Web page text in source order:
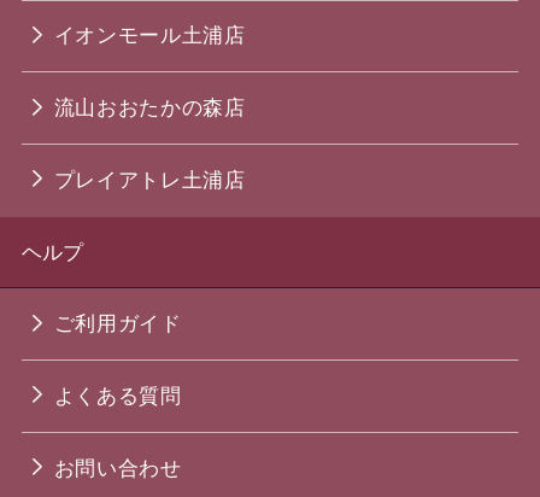
イオンモール土浦店
流山おおたかの森店
プレイアトレ土浦店
ヘルプ
ご利用ガイド
よくある質問
お問い合わせ